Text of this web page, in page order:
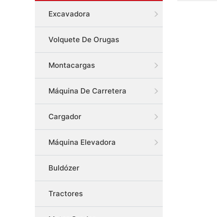
Excavadora
Volquete De Orugas
Montacargas
Máquina De Carretera
Cargador
Máquina Elevadora
Buldózer
Tractores